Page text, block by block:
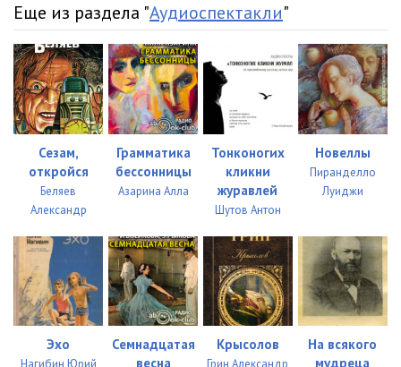
Еще из раздела "Аудиоспектакли"
Сезам,
откройся
Беляев
Александр
Грамматика
бессонницы
Азарина Алла
Тонконогих
кликни
журавлей
Шутов Антон
Новеллы
Пиранделло
Луиджи
Эхо
Нагибин Юрий
Семнадцатая
весна
Крысолов
Грин Александр
На всякого
мудреца